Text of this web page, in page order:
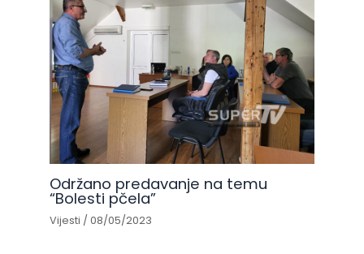
Održano predavanje na temu
“Bolesti pčela”
Vijesti /08/05/2023